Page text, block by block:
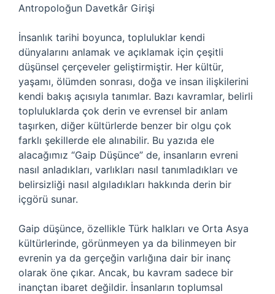
Antropoloğun Davetkâr Girişi
İnsanlık tarihi boyunca, topluluklar kendi
dünyalarını anlamak ve açıklamak için çeşitli
düşünsel çerçeveler geliştirmiştir. Her kültür,
yaşamı, ölümden sonrası, doğa ve insan ilişkilerini
kendi bakış açısıyla tanımlar. Bazı kavramlar, belirli
topluluklarda çok derin ve evrensel bir anlam
taşırken, diğer kültürlerde benzer bir olgu çok
farklı şekillerde ele alınabilir. Bu yazıda ele
alacağımız “Gaip Düşünce” de, insanların evreni
nasıl anladıkları, varlıkları nasıl tanımladıkları ve
belirsizliği nasıl algıladıkları hakkında derin bir
içgörü sunar.
Gaip düşünce, özellikle Türk halkları ve Orta Asya
kültürlerinde, görünmeyen ya da bilinmeyen bir
evrenin ya da gerçeğin varlığına dair bir inanç
olarak öne çıkar. Ancak, bu kavram sadece bir
inançtan ibaret değildir. İnsanların toplumsal